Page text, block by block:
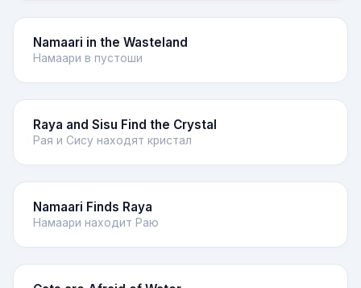
Namaari in the Wasteland
Намаари в пустоши
Raya and Sisu Find the Crystal
Рая и Сису находят кристал
Namaari Finds Raya
Намаари находит Раю